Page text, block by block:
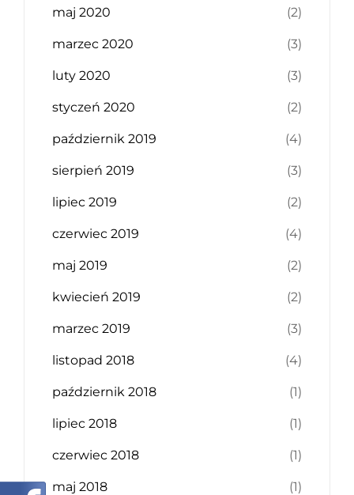
maj 2020 (2)
marzec 2020 (3)
luty 2020 (3)
styczeń 2020 (2)
październik 2019 (4)
sierpień 2019 (3)
lipiec 2019 (2)
czerwiec 2019 (4)
maj 2019 (2)
kwiecień 2019 (2)
marzec 2019 (3)
listopad 2018 (4)
październik 2018 (1)
lipiec 2018 (1)
czerwiec 2018 (1)
maj 2018 (1)